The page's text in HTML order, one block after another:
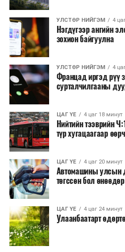
үргэлжилнэ гэж Ерөнхий сайд
Мөн бүх шатны төсвийн
салбар бүрдээ урсгал
нөхөн томилгоо хийхгүй байх,
хамт олны урлаг, спортын
байгуулахгүй байх, төрийн
болгохгүй байх, эрчим хүчний
сургалтыг цахим хэлбэрт
хаагчдыг зарим өдрүүдэд
хэмжээг үргэлжлүүлэхийг
Төсвийн сахилга бат
хязгаарлалтыг үе шаттайгаар
УЛСТӨР НИЙГЭМ 4
Нэгдүгээр ангийн
зохион байгуулна
УЛСТӨР НИЙГЭМ 4
Францад иргэд рүү
сурталчилгааны
ЦАГ ҮЕ 4 цаг 18 минут
Нийтийн тээврийн
түр хугацаагаар
ЦАГ ҮЕ 4 цаг 20 минут
Автомашины улсын
төгссөн бол
ЦАГ ҮЕ 4 цаг 24 минут
Улаанбаатарт